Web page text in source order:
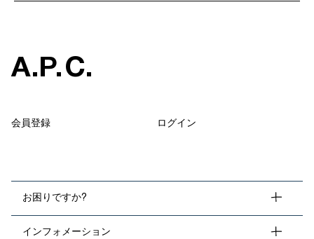
A.P.C.
会員登録 ログイン
お困りですか?
インフォメーション